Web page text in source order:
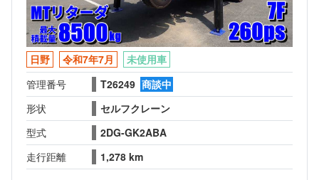
日野 令和7年7月
未使用車
管理番号
T26249 商談中
形状
セルフクレーン
型式
2DG-GK2ABA
走行距離
1,278 km